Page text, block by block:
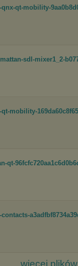
qt-mobility-
sdl-mixer1_2-
mobility-
qt-
więcej